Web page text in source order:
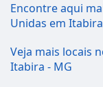
Encontre aqui
Unidas em
Veja mais locais
Itabira - MG